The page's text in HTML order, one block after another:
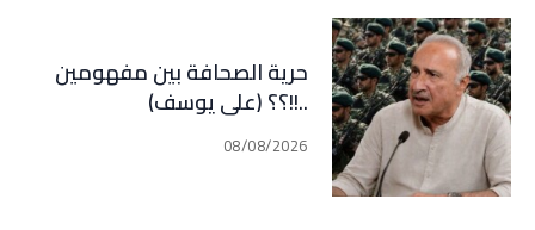
حرية الصحافة بين مفهومين
..!!؟؟ (علي يوسف)
08/08/2026